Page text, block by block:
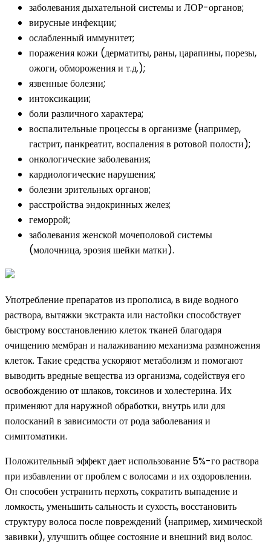
заболевания дыхательной системы и ЛОР-органов;
вирусные инфекции;
ослабленный иммунитет;
поражения кожи (дерматиты, раны, царапины, порезы,
ожоги, обморожения и т.д.);
язвенные болезни;
интоксикации;
боли различного характера;
воспалительные процессы в организме (например,
гастрит, панкреатит, воспаления в ротовой полости);
онкологические заболевания;
кардиологические нарушения;
болезни зрительных органов;
расстройства эндокринных желез;
геморрой;
заболевания женской мочеполовой системы
(молочница, эрозия шейки матки).
Употребление препаратов из прополиса, в виде водного
раствора, вытяжки экстракта или настойки способствует
быстрому восстановлению клеток тканей благодаря
очищению мембран и налаживанию механизма размножения
клеток. Такие средства ускоряют метаболизм и помогают
выводить вредные вещества из организма, содействуя его
освобождению от шлаков, токсинов и холестерина. Их
применяют для наружной обработки, внутрь или для
полосканий в зависимости от рода заболевания и
симптоматики.
Положительный эффект дает использование 5%-го раствора
при избавлении от проблем с волосами и их оздоровлении.
Он способен устранить перхоть, сократить выпадение и
ломкость, уменьшить сальность и сухость, восстановить
структуру волоса после повреждений (например, химической
завивки), улучшить общее состояние и внешний вид волос.